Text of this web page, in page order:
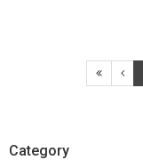
Category